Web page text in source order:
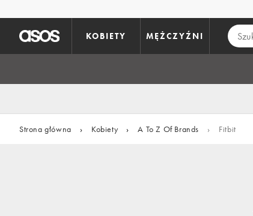
KOBIETY MĘŻCZYŹNI
Strona główna › Kobiety › A To Z Of Brands › Fitbit